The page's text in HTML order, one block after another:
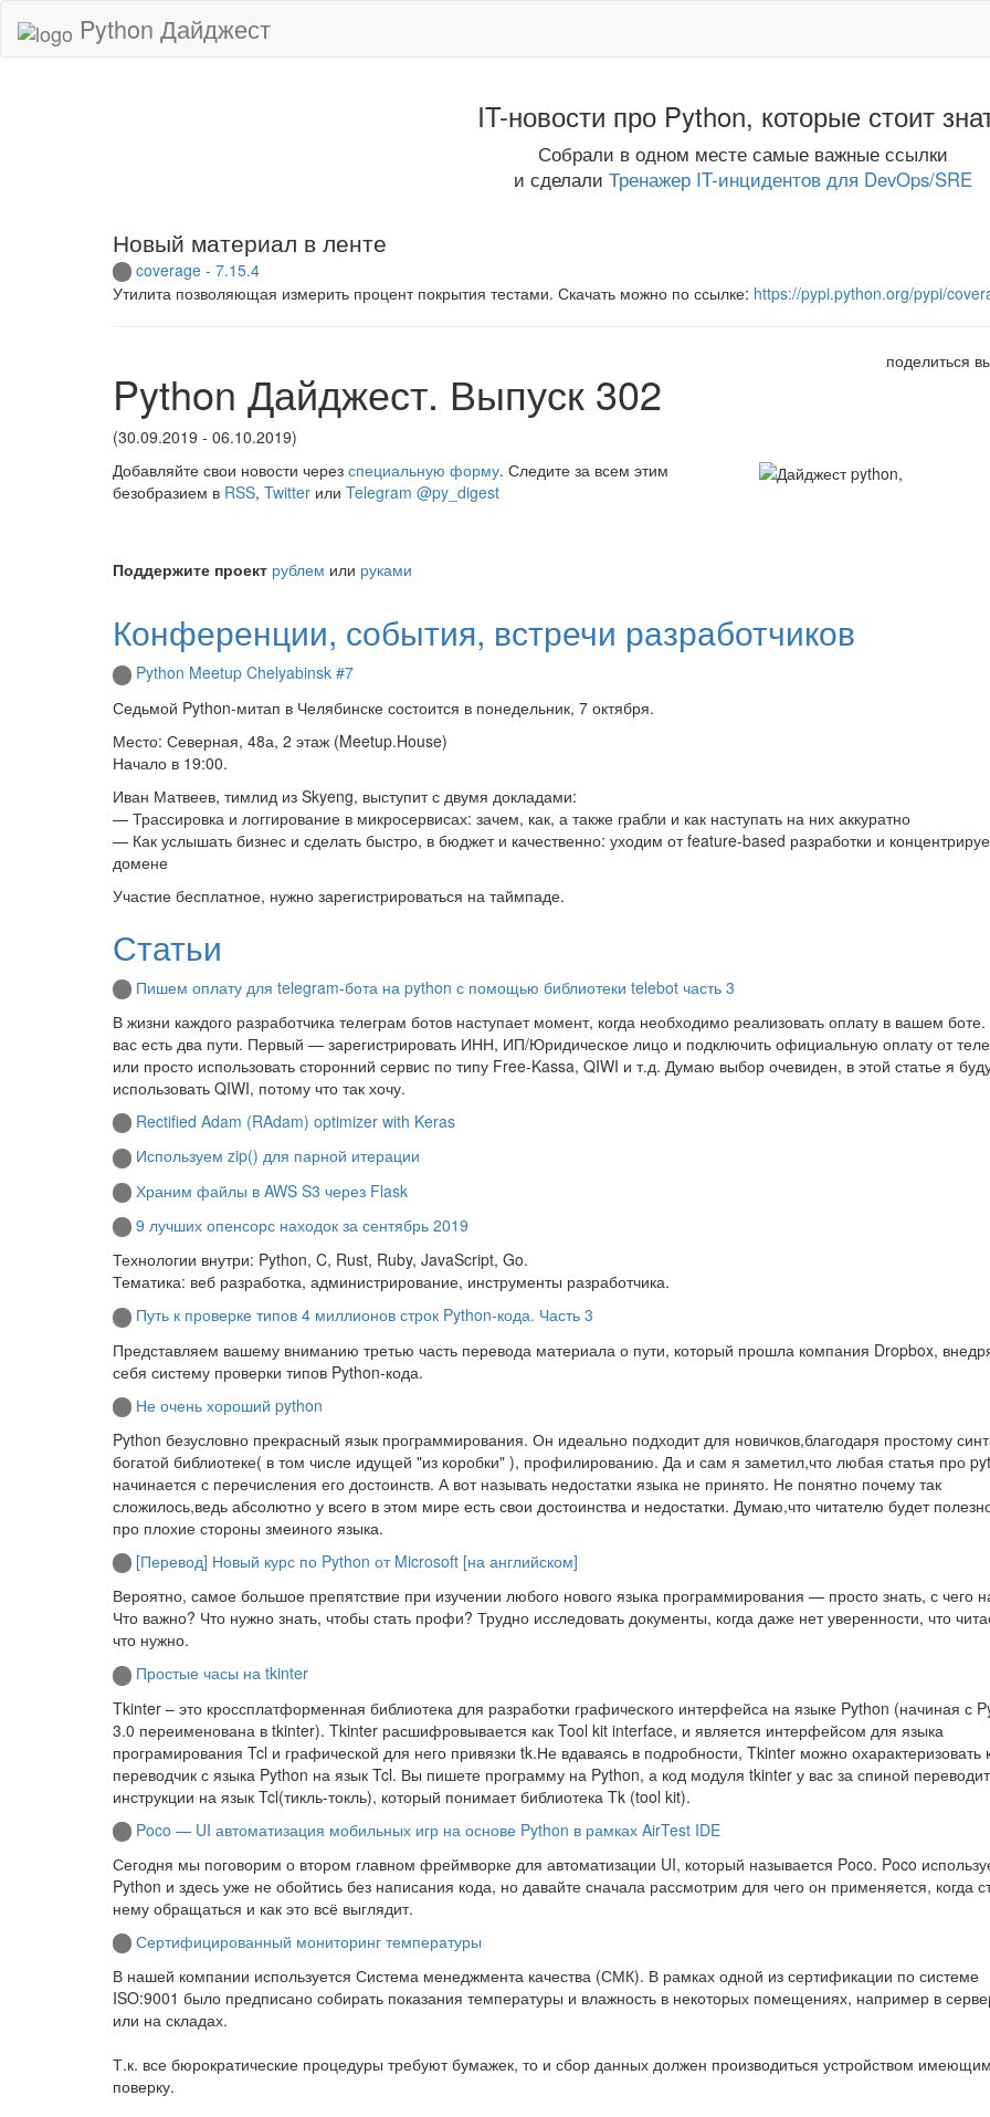
Python Дайджест
IT-новости про Python, которые стоит
Собрали в одном месте самые важные ссылки
и сделали Тренажер IT-инцидентов для DevOps/SRE
Новый материал в ленте
coverage - 7.15.4
Утилита позволяющая измерить процент покрытия тестами. Скачать можно по ссылке: https://pypi.python.org/pypi/
Python Дайджест. Выпуск 302
(30.09.2019 - 06.10.2019)
поделиться
Добавляйте свои новости через специальную форму. Следите за всем этим
безобразием в RSS, Twitter или Telegram @py_digest
Поддержите проект рублем или руками
Конференции, события, встречи разработчиков
Python Meetup Chelyabinsk #7
Седьмой Python-митап в Челябинске состоится в понедельник, 7 октября.
Место: Северная, 48а, 2 этаж (Meetup.House)
Начало в 19:00.
Иван Матвеев, тимлид из Skyeng, выступит с двумя докладами:
— Трассировка и логгирование в микросервисах: зачем, как, а также грабли и как наступать на них аккуратно
— Как услышать бизнес и сделать быстро, в бюджет и качественно: уходим от feature-based разработки и
домене
Участие бесплатное, нужно зарегистрироваться на таймпаде.
Статьи
Пишем оплату для telegram-бота на python с помощью библиотеки telebot часть 3
В жизни каждого разработчика телеграм ботов наступает момент, когда необходимо реализовать оплату в вашем боте.
вас есть два пути. Первый — зарегистрировать ИНН, ИП/Юридическое лицо и подключить официальную оплату от
или просто использовать сторонний сервис по типу Free-Kassa, QIWI и т.д. Думаю выбор очевиден, в этой статье я
использовать QIWI, потому что так хочу.
Rectified Adam (RAdam) optimizer with Keras
Используем zip() для парной итерации
Храним файлы в AWS S3 через Flask
9 лучших опенсорс находок за сентябрь 2019
Технологии внутри: Python, C, Rust, Ruby, JavaScript, Go.
Тематика: веб разработка, администрирование, инструменты разработчика.
Путь к проверке типов 4 миллионов строк Python-кода. Часть 3
Представляем вашему вниманию третью часть перевода материала о пути, который прошла компания Dropbox,
себя систему проверки типов Python-кода.
Не очень хороший python
Python безусловно прекрасный язык программирования. Он идеально подходит для новичков,благодаря простому
богатой библиотеке( в том числе идущей "из коробки" ), профилированию. Да и сам я заметил,что любая статья про
начинается с перечисления его достоинств. А вот называть недостатки языка не принято. Не понятно почему так
сложилось,ведь абсолютно у всего в этом мире есть свои достоинства и недостатки. Думаю,что читателю будет
про плохие стороны змеиного языка.
[Перевод] Новый курс по Python от Microsoft [на английском]
Вероятно, самое большое препятствие при изучении любого нового языка программирования — просто знать, с чего
Что важно? Что нужно знать, чтобы стать профи? Трудно исследовать документы, когда даже нет уверенности, что
что нужно.
Простые часы на tkinter
Tkinter – это кроссплатформенная библиотека для разработки графического интерфейса на языке Python (начиная с
3.0 переименована в tkinter). Tkinter расшифровывается как Tool kit interface, и является интерфейсом для языка
програмирования Tcl и графической для него привязки tk.Не вдаваясь в подробности, Tkinter можно охарактеризовать
переводчик с языка Python на язык Tcl. Вы пишете программу на Python, а код модуля tkinter у вас за спиной
инструкции на язык Tcl(тикль-токль), который понимает библиотека Tk (tool kit).
Poco — UI автоматизация мобильных игр на основе Python в рамках AirTest IDE
Сегодня мы поговорим о втором главном фреймворке для автоматизации UI, который называется Poco. Poco
Python и здесь уже не обойтись без написания кода, но давайте сначала рассмотрим для чего он применяется, когда
нему обращаться и как это всё выглядит.
Сертифицированный мониторинг температуры
В нашей компании используется Система менеджмента качества (СМК). В рамках одной из сертификации по системе
ISO:9001 было предписано собирать показания температуры и влажность в некоторых помещениях, например в
или на складах.
Т.к. все бюрократические процедуры требуют бумажек, то и сбор данных должен производиться устройством имеющим
поверку.